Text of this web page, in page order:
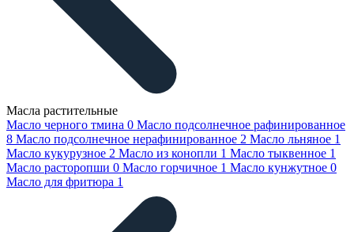
Масла растительные
Масло черного тмина 0 Масло подсолнечное рафинированное
8 Масло подсолнечное нерафинированное 2 Масло льняное 1
Масло кукурузное 2 Масло из конопли 1 Масло тыквенное 1
Масло расторопши 0 Масло горчичное 1 Масло кунжутное 0
Масло для фритюра 1